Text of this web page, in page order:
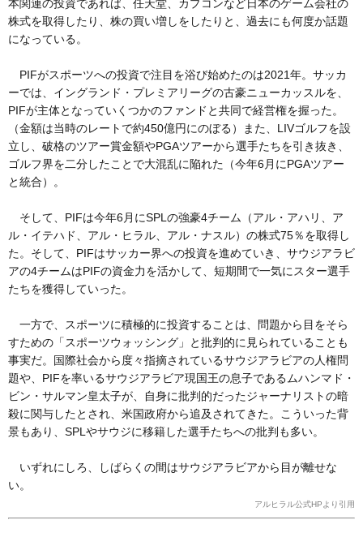
本関連の投資であれば、任天堂、カプコンなど日本のゲーム会社の
株式を取得したり、株の買い増しをしたりと、過去にも何度か話題
になっている。
PIFがスポーツへの投資で注目を浴び始めたのは2021年。サッカ
ーでは、イングランド・プレミアリーグの古豪ニューカッスルを、
PIFが主体となっていくつかのファンドと共同で経営権を握った。
（金額は当時のレートで約450億円にのぼる）また、LIVゴルフを設
立し、破格のツアー賞金額やPGAツアーから選手たちを引き抜き、
ゴルフ界を二分したことで大混乱に陥れた（今年6月にPGAツアー
と統合）。
そして、PIFは今年6月にSPLの強豪4チーム（アル・アハリ、ア
ル・イテハド、アル・ヒラル、アル・ナスル）の株式75％を取得し
た。そして、PIFはサッカー界への投資を進めていき、サウジアラビ
アの4チームはPIFの資金力を活かして、短期間で一気にスター選手
たちを獲得していった。
一方で、スポーツに積極的に投資することは、問題から目をそら
すための「スポーツウォッシング」と批判的に見られていることも
事実だ。国際社会から度々指摘されているサウジアラビアの人権問
題や、PIFを率いるサウジアラビア現国王の息子であるムハンマド・
ビン・サルマン皇太子が、自身に批判的だったジャーナリストの暗
殺に関与したとされ、米国政府から追及されてきた。こういった背
景もあり、SPLやサウジに移籍した選手たちへの批判も多い。
いずれにしろ、しばらくの間はサウジアラビアから目が離せな
い。
アルヒラル公式HPより引用